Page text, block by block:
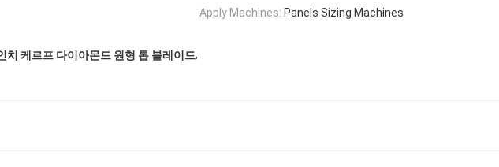
Apply Machines: Panels Sizing Machines
치 케르프 다이아몬드 원형 톱 블레이드,